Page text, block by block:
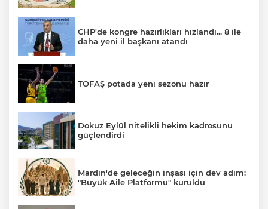
CHP'de kongre hazırlıkları hızlandı... 8 ile
daha yeni il başkanı atandı
TOFAŞ potada yeni sezonu hazır
Dokuz Eylül nitelikli hekim kadrosunu
güçlendirdi
Mardin'de geleceğin inşası için dev adım:
"Büyük Aile Platformu" kuruldu